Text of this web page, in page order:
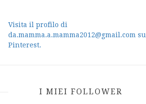
Visita il profilo di
da.mamma.a.mamma2012@gmail.com su
Pinterest.
I MIEI FOLLOWER